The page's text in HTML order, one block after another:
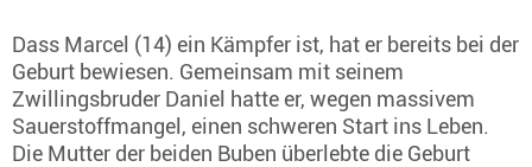
Dass Marcel (14) ein Kämpfer ist, hat er bereits bei der
Geburt bewiesen. Gemeinsam mit seinem
Zwillingsbruder Daniel hatte er, wegen massivem
Sauerstoffmangel, einen schweren Start ins Leben.
Die Mutter der beiden Buben überlebte die Geburt